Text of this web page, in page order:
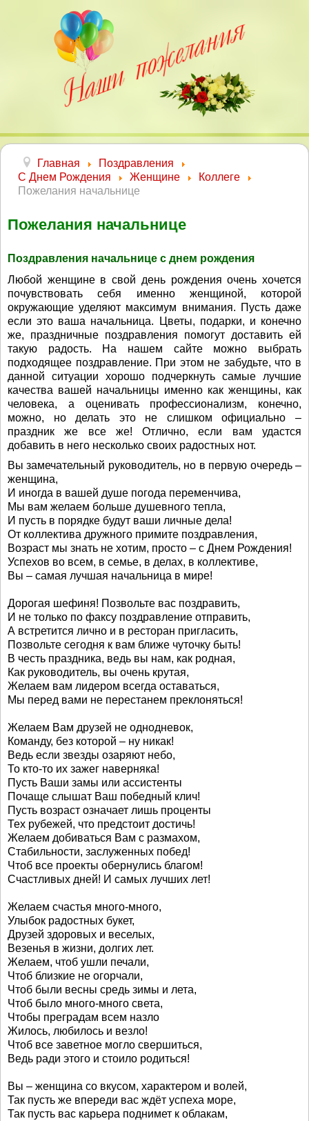
Главная
Поздравления
С Днем Рождения
Женщине
Коллеге
Пожелания начальнице
Пожелания начальнице
Поздравления начальнице с днем рождения
Любой женщине в свой день рождения очень хочется
почувствовать себя именно женщиной, которой
окружающие уделяют максимум внимания. Пусть даже
если это ваша начальница. Цветы, подарки, и конечно
же, праздничные поздравления помогут доставить ей
такую радость. На нашем сайте можно выбрать
подходящее поздравление. При этом не забудьте, что в
данной ситуации хорошо подчеркнуть самые лучшие
качества вашей начальницы именно как женщины, как
человека, а оценивать профессионализм, конечно,
можно, но делать это не слишком официально –
праздник же все же! Отлично, если вам удастся
добавить в него несколько своих радостных нот.
Вы замечательный руководитель, но в первую очередь –
женщина,
И иногда в вашей душе погода переменчива,
Мы вам желаем больше душевного тепла,
И пусть в порядке будут ваши личные дела!
От коллектива дружного примите поздравления,
Возраст мы знать не хотим, просто – с Днем Рождения!
Успехов во всем, в семье, в делах, в коллективе,
Вы – самая лучшая начальница в мире!
Дорогая шефиня! Позвольте вас поздравить,
И не только по факсу поздравление отправить,
А встретится лично и в ресторан пригласить,
Позвольте сегодня к вам ближе чуточку быть!
В честь праздника, ведь вы нам, как родная,
Как руководитель, вы очень крутая,
Желаем вам лидером всегда оставаться,
Мы перед вами не перестанем преклоняться!
Желаем Вам друзей не однодневок,
Команду, без которой – ну никак!
Ведь если звезды озаряют небо,
То кто-то их зажег наверняка!
Пусть Ваши замы или ассистенты
Почаще слышат Ваш победный клич!
Пусть возраст означает лишь проценты
Тех рубежей, что предстоит достичь!
Желаем добиваться Вам с размахом,
Стабильности, заслуженных побед!
Чтоб все проекты обернулись благом!
Счастливых дней! И самых лучших лет!
Желаем счастья много-много,
Улыбок радостных букет,
Друзей здоровых и веселых,
Везенья в жизни, долгих лет.
Желаем, чтоб ушли печали,
Чтоб близкие не огорчали,
Чтоб были весны средь зимы и лета,
Чтоб было много-много света,
Чтобы преградам всем назло
Жилось, любилось и везло!
Чтоб все заветное могло свершиться,
Ведь ради этого и стоило родиться!
Вы – женщина со вкусом, характером и волей,
Так пусть же впереди вас ждёт успеха море,
Так пусть вас карьера поднимет к облакам,